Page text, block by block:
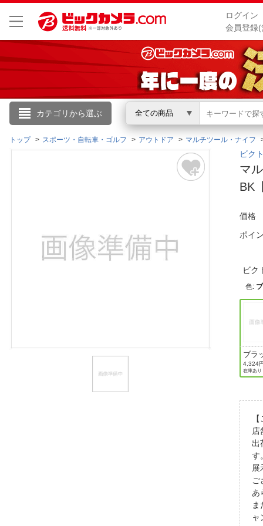
ログイン
会員登録
カテゴリから選ぶ 全ての商品
こんにちは
ログイン
閲覧履歴
トップ スポーツ・自転車・ゴルフ アウトドア マルチツール・ナイフ
ビク
マ
BK
価格
ポイ
ビク
色:
ブラ
4,324
在庫あり
店
出
す
展
ご
あ
ャ